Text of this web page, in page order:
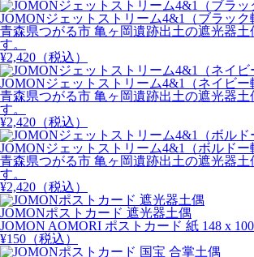
JOMONジェットストリーム4&1（ブラック
青森県つがる市 亀ヶ岡遺跡出土の遮光器
す。
¥2,420 （税込）
JOMONジェットストリーム4&1（ネイビー
青森県つがる市 亀ヶ岡遺跡出土の遮光器
す。
¥2,420 （税込）
JOMONジェットストリーム4&1（ボルドー
青森県つがる市 亀ヶ岡遺跡出土の遮光器
す。
¥2,420 （税込）
JOMONポストカード 遮光器土偶
JOMON AOMORI ポストカード 紙 148 x
¥150 （税込）